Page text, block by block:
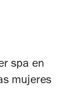
spa en
mujeres